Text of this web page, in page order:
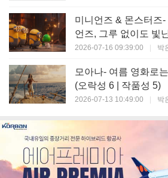
미니언즈 & 몬스터즈-
언즈, 그루 없이도 빛난 새
7 | 작품성 6)
2026-07-16 09:39:00 박
모아나- 여름 영화로
(오락성 6 | 작품성 5)
2026-07-13 10:49:00 박